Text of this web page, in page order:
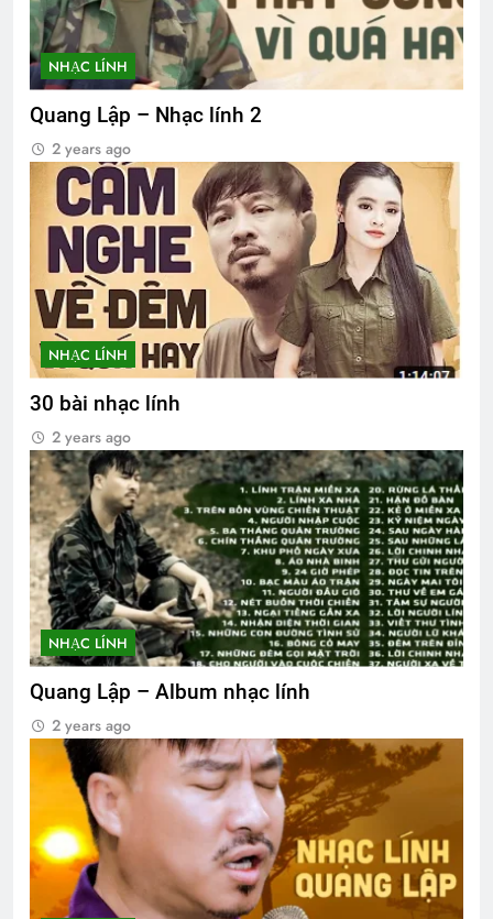
NHẠC LÍNH
Quang Lập – Nhạc lính 2
2 years ago
NHẠC LÍNH
30 bài nhạc lính
2 years ago
NHẠC LÍNH
Quang Lập – Album nhạc lính
2 years ago